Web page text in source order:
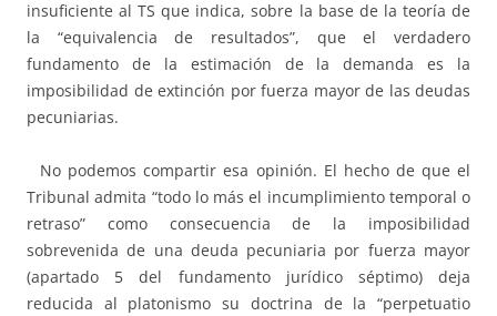
insuficiente al TS que indica, sobre la base de la teoría de
la “equivalencia de resultados”, que el verdadero
fundamento de la estimación de la demanda es la
imposibilidad de extinción por fuerza mayor de las deudas
pecuniarias.
No podemos compartir esa opinión. El hecho de que el
Tribunal admita “todo lo más el incumplimiento temporal o
retraso” como consecuencia de la imposibilidad
sobrevenida de una deuda pecuniaria por fuerza mayor
(apartado 5 del fundamento jurídico séptimo) deja
reducida al platonismo su doctrina de la “perpetuatio